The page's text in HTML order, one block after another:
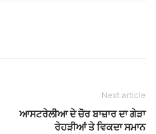
Next article
ਆਸਟਰੇਲੀਆ ਦੇ ਚੋਰ ਬਾਜ਼ਾਰ ਦਾ ਗੇੜਾ
ਰੇਹੜੀਆਂ ਤੇ ਵਿਕਦਾ ਸਮਾਨ